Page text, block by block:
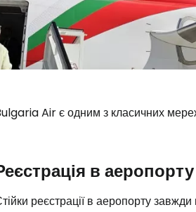
Air є одним з класичних
в аеропорту
реєстрації в аеропорту